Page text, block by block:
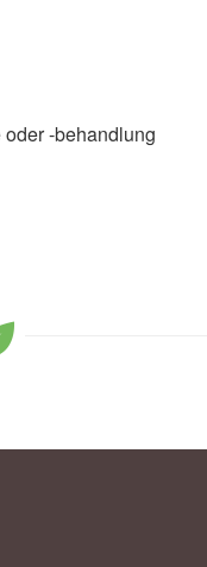
-behandlung